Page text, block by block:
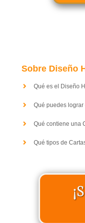
Sobre Diseño
Qué es el Diseño
Qué puedes
Qué contiene una
Qué tipos de